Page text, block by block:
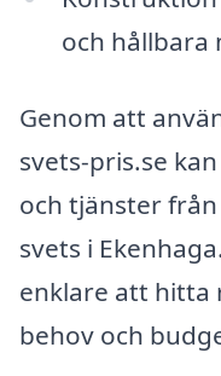
och hållbara
Genom att
svets-pris.se
och tjänster
svets i
enklare att hitta
behov och